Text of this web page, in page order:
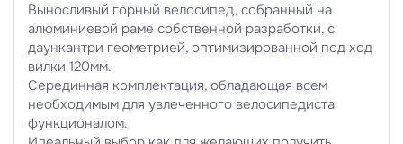
Выносливый горный велосипед, собранный на
алюминиевой раме собственной разработки, с
даункантри геометрией, оптимизированной под ход
вилки 120мм.
Серединная комплектация, обладающая всем
необходимым для увлеченного велосипедиста
функционалом.